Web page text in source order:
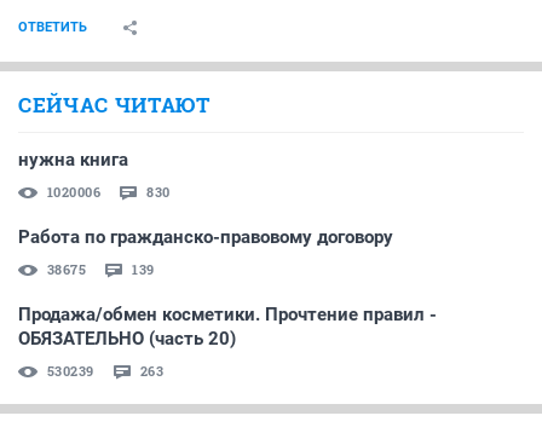
ОТВЕТИТЬ
СЕЙЧАС ЧИТАЮТ
нужна книга
1020006 830
Работа по гражданско-правовому договору
38675 139
Продажа/обмен косметики. Прочтение правил -
ОБЯЗАТЕЛЬНО (часть 20)
530239 263